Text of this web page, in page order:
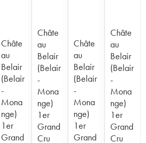
Châte
au
Belair
(Belair
-
Mona
nge)
1er
Grand
Châte
au
Belair
(Belair
-
Mona
nge)
1er
Grand
Cru
Châte
au
Belair
(Belair
-
Mona
nge)
1er
Grand
Châte
au
Belair
(Belair
-
Mona
nge)
1er
Grand
Cru